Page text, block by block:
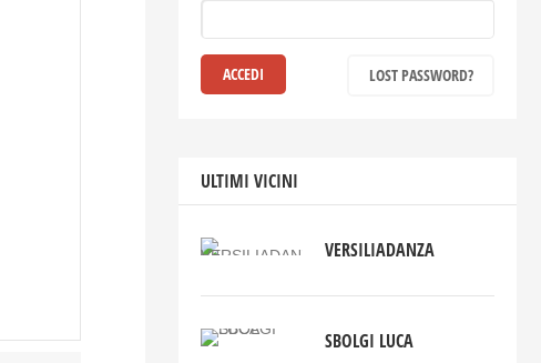
LOST PASSWORD?
ULTIMI VICINI
VERSILIADANZA
SBOLGI LUCA